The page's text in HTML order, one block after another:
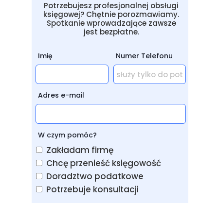
Imię Numer Telefonu
Adres e-mail
W czym pomóc?
Zakładam firmę
Chcę przenieść księgowość
Doradztwo podatkowe
Potrzebuje konsultacji
Potrzebujesz profesjonalnej obsługi
księgowej? Chętnie porozmawiamy.
Spotkanie wprowadzające zawsze
jest bezpłatne.